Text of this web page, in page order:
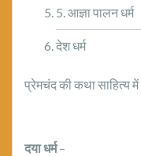
5. आज्ञा पालन धर्म
देश धर्म
प्रेमचंद की कथा साहित्य
दया धर्म–